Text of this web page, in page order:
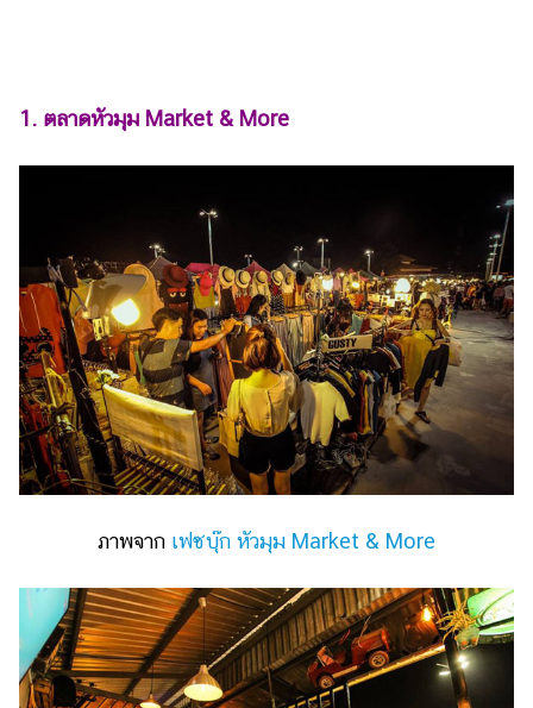
ตี้
แต่งงาน
เด็ก
สัตว์
เลี้ยง
Infographic
บริการ
แอปฯ
ออนไลน์
เรียน
เลข
ออนไลน์
1. ตลาดหัวมุม Market & More
ภาพจาก เฟซบุ๊ก หัวมุม Market & More